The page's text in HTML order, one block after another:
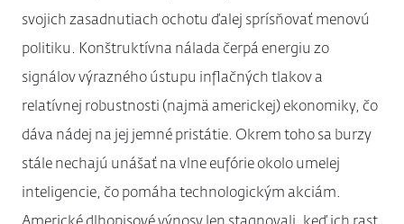
svojich zasadnutiach ochotu ďalej sprísňovať menovú
politiku. Konštruktívna nálada čerpá energiu zo
signálov výrazného ústupu inflačných tlakov a
relatívnej robustnosti (najmä americkej) ekonomiky, čo
dáva nádej na jej jemné pristátie. Okrem toho sa burzy
stále nechajú unášať na vlne eufórie okolo umelej
inteligencie, čo pomáha technologickým akciám.